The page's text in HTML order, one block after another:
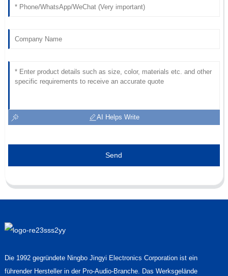
AI Helps Write
Send
Die 1992 gegründete Ningbo Jingyi Electronics Corporation ist ein
führender Hersteller in der Pro-Audio-Branche. Das Werksgelände